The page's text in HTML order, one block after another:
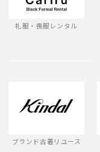
礼服・喪服レンタル
ブランド古着リユース